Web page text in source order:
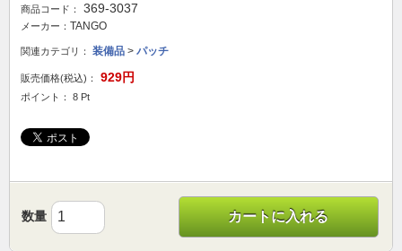
商品コード： 369-3037
メーカー： TANGO
関連カテゴリ： 装備品 > パッチ
販売価格(税込)： 929円
ポイント： 8 Pt
数量 カートに入れる